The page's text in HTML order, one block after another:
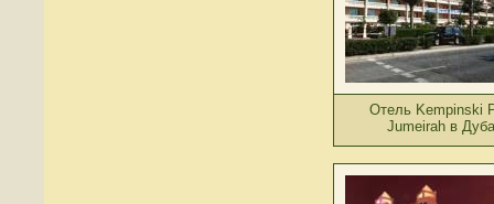
Отель Kempinski
Jumeirah в